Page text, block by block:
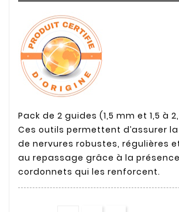
Pack de 2 guides (1,5 mm et 1,5 à
Ces outils permettent d’assurer
de nervures robustes, régulières
au repassage grâce à la
cordonnets qui les renforcent.